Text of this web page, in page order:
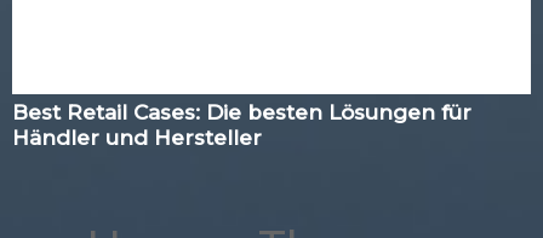
Best Retail Cases: Die besten Lösungen für
Händler und Hersteller